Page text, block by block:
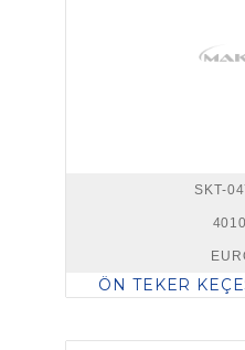
SKT-
ÖN TEKER